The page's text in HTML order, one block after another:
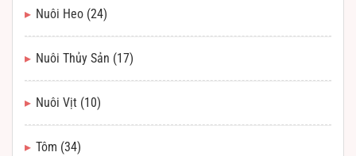
Nuôi Heo (24)
Nuôi Thủy Sản (17)
Nuôi Vịt (10)
Tôm (34)